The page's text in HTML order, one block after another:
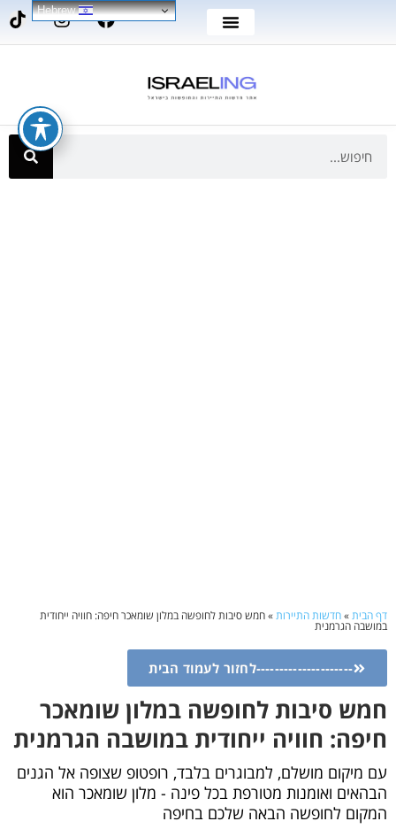
דף הבית»חדשות התיירות»חמש סיבות לחופשה במלון שומאכר חיפה: חוויה ייחודית
במושבה הגרמנית
---------------------לחזור לעמוד הבית
חמש סיבות לחופשה במלון שומאכר
חיפה: חוויה ייחודית במושבה הגרמנית
עם מיקום מושלם, למבוגרים בלבד, רופטופ שצופה אל הגנים
הבהאים ואומנות מטורפת בכל פינה - מלון שומאכר הוא
המקום לחופשה הבאה שלכם בחיפה
Hebrew